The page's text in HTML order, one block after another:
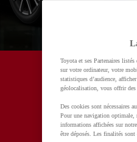
(NORD)
Toyota et ses Partenaires listés
sur votre ordinateur, votre
statistiques d’audience,
géolocalisation, vous offrir des
Des cookies sont nécessaires
Pour une navigation optimale,
informations affichées sur
être déposés. Les finalités sont